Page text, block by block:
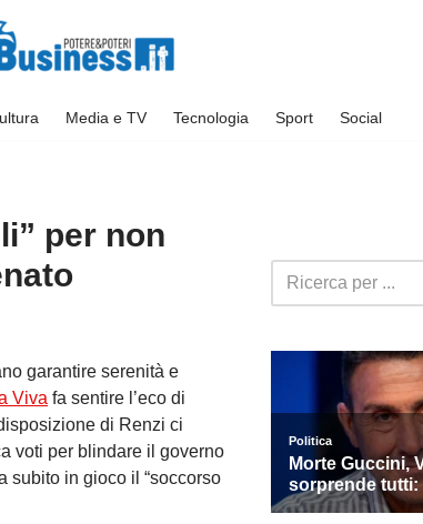
Media e TV Tecnologia Sport Social
per non
garantire serenità e
Viva fa sentire l’eco di
di Renzi ci
voti per blindare il governo
subito in gioco il “soccorso